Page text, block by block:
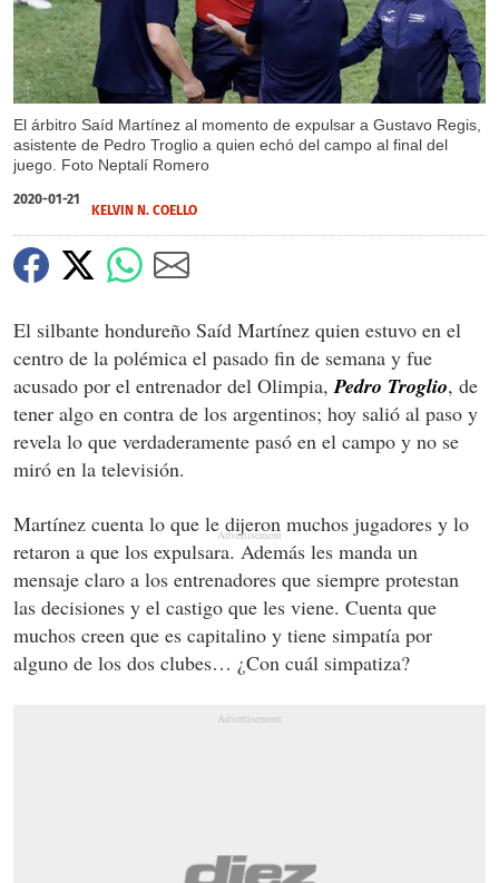
El árbitro Saíd Martínez al momento de expulsar a Gustavo Regis,
asistente de Pedro Troglio a quien echó del campo al final del
juego. Foto Neptalí Romero
2020-01-21
KELVIN N. COELLO
El silbante hondureño Saíd Martínez quien estuvo en el
centro de la polémica el pasado fin de semana y fue
acusado por el entrenador del Olimpia,Pedro Troglio, de
tener algo en contra de los argentinos; hoy salió al paso y
revela lo que verdaderamente pasó en el campo y no se
miró en la televisión.
Martínez cuenta lo que le dijeron muchos jugadores y lo
retaron a que los expulsara. Además les manda un
mensaje claro a los entrenadores que siempre protestan
las decisiones y el castigo que les viene. Cuenta que
muchos creen que es capitalino y tiene simpatía por
alguno de los dos clubes… ¿Con cuál simpatiza?